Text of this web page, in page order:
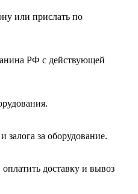
или прислать по
РФ с действующей
за оборудование.
оплатить доставку и вывоз